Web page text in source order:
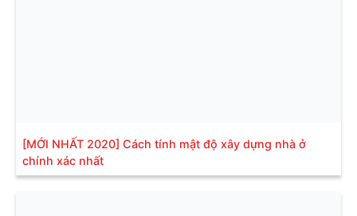
[MỚI NHẤT 2020] Cách tính mật độ xây dựng nhà ở
chính xác nhất